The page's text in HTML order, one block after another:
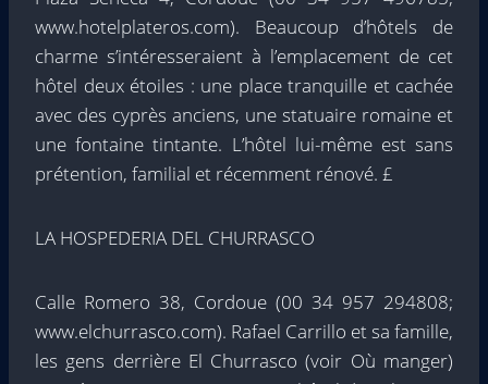
www.hotelplateros.com). Beaucoup d’hôtels de
charme s’intéresseraient à l’emplacement de cet
hôtel deux étoiles : une place tranquille et cachée
avec des cyprès anciens, une statuaire romaine et
une fontaine tintante. L’hôtel lui-même est sans
prétention, familial et récemment rénové. £
LA HOSPEDERIA DEL CHURRASCO
Calle Romero 38, Cordoue (00 34 957 294808;
www.elchurrasco.com). Rafael Carrillo et sa famille,
les gens derrière El Churrasco (voir Où manger)